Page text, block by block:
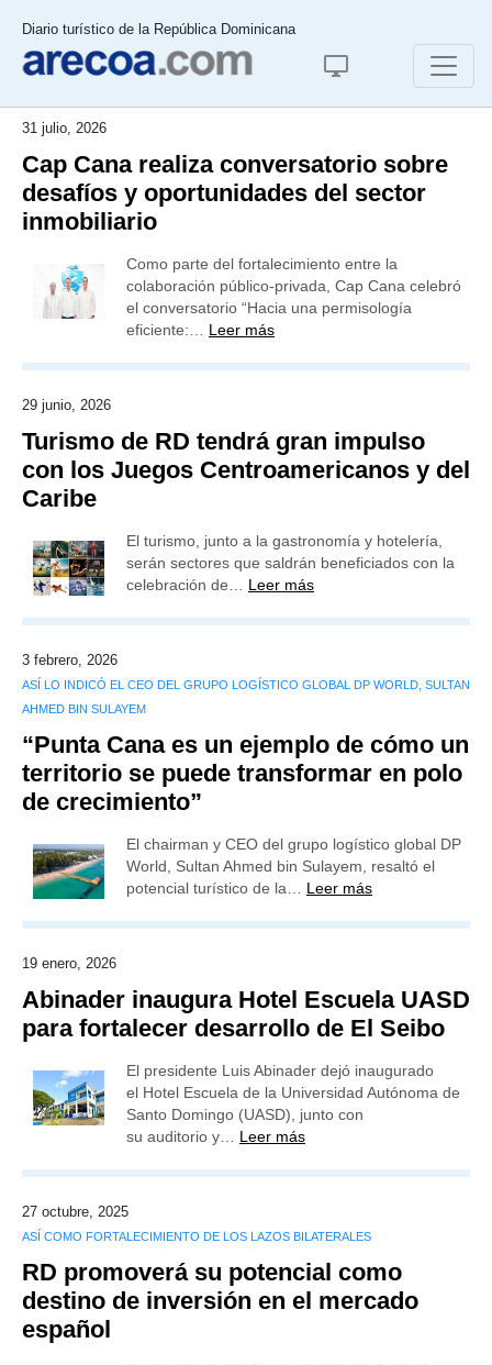
Diario turístico de la República Dominicana
31 julio, 2026
Cap Cana realiza conversatorio sobre
desafíos y oportunidades del sector
inmobiliario
Como parte del fortalecimiento entre la
colaboración público-privada, Cap Cana celebró
el conversatorio “Hacia una permisología
eficiente:… Leer más
29 junio, 2026
Turismo de RD tendrá gran impulso
con los Juegos Centroamericanos y del
Caribe
El turismo, junto a la gastronomía y hotelería,
serán sectores que saldrán beneficiados con la
celebración de… Leer más
3 febrero, 2026
ASÍ LO INDICÓ EL CEO DEL GRUPO LOGÍSTICO GLOBAL DP WORLD, SULTAN
AHMED BIN SULAYEM
“Punta Cana es un ejemplo de cómo un
territorio se puede transformar en polo
de crecimiento”
El chairman y CEO del grupo logístico global DP
World, Sultan Ahmed bin Sulayem, resaltó el
potencial turístico de la… Leer más
19 enero, 2026
Abinader inaugura Hotel Escuela UASD
para fortalecer desarrollo de El Seibo
El presidente Luis Abinader dejó inaugurado
el Hotel Escuela de la Universidad Autónoma de
Santo Domingo (UASD), junto con
su auditorio y… Leer más
27 octubre, 2025
ASÍ COMO FORTALECIMIENTO DE LOS LAZOS BILATERALES
RD promoverá su potencial como
destino de inversión en el mercado
español